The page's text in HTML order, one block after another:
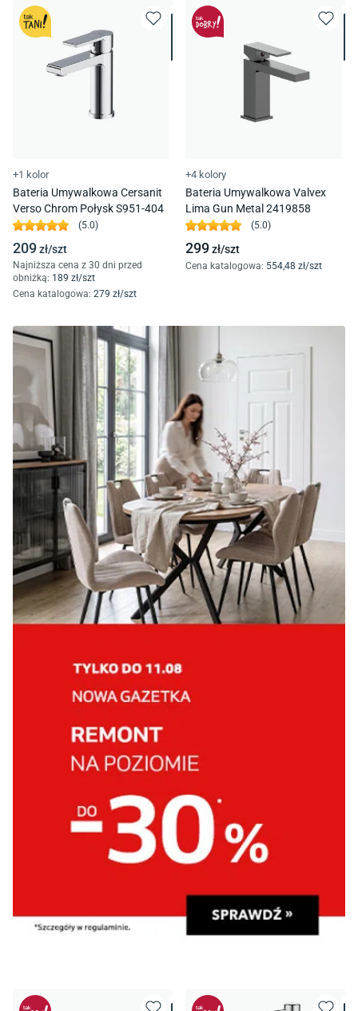
+1 kolor
Bateria Umywalkowa Cersanit
Verso Chrom Połysk S951-404
(5.0)
209zł/szt
Najniższa cena z 30 dni przed
obniżką: 189 zł/szt
Cena katalogowa: 279 zł/szt
+4 kolory
Bateria Umywalkowa Valvex
Lima Gun Metal 2419858
(5.0)
299zł/szt
Cena katalogowa: 554,48 zł/szt